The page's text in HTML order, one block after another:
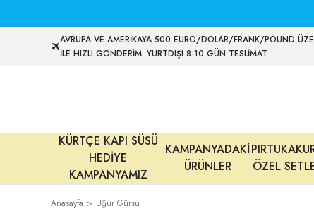
AVRUPA VE AMERİKAYA 500 EURO/DOLAR/FRANK/POUND
İLE HIZLI GÖNDERİM. YURTDIŞI 8-10 GÜN TESLİMAT
KÜRTÇE KAPI SÜSÜ
HEDİYE
KAMPANYAMIZ
KAMPANYADAKİ
ÜRÜNLER
ÖZEL
Anasayfa Uğur Gürsu